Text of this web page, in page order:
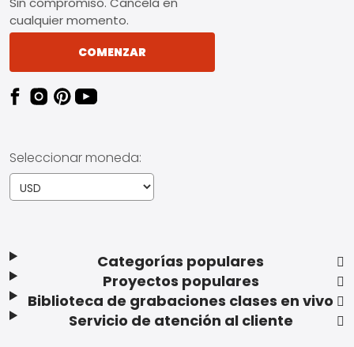
Categorías populares
Proyectos populares
Biblioteca de grabaciones clases en vivo
Servicio de atención al cliente
cualquier momento.
COMENZAR
Seleccionar moneda: